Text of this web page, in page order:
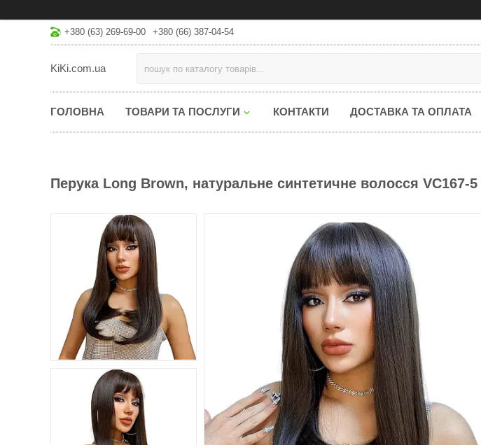
+380 (63) 269-69-00 +380 (66) 387-04-54
KiKi.com.ua
ГОЛОВНА ТОВАРИ ТА ПОСЛУГИ КОНТАКТИ ДОСТАВКА ТА ОПЛАТА
Перука Long Brown, натуральне синтетичне волосся VC167-5